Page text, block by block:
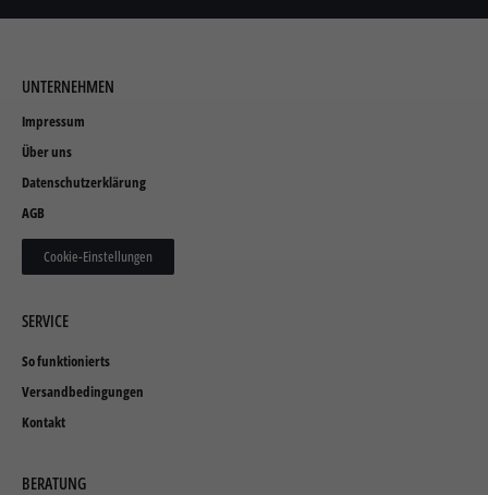
UNTERNEHMEN
Impressum
Über uns
Datenschutzerklärung
AGB
Cookie-Einstellungen
SERVICE
So funktionierts
Versandbedingungen
Kontakt
BERATUNG